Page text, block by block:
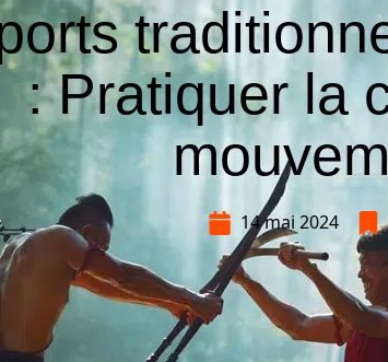
: Pratiquer la
14 mai 2024